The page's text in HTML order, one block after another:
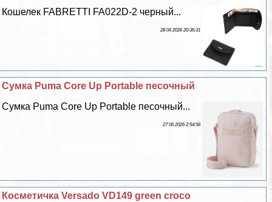
Кошелек FABRETTI FA022D-2 черный...
28 06 2026 20:36:31
Сумка Puma Core Up Portable песочный
Сумка Puma Core Up Portable песочный...
27 06 2026 2:54:56
Косметичка Versado VD149 green croco